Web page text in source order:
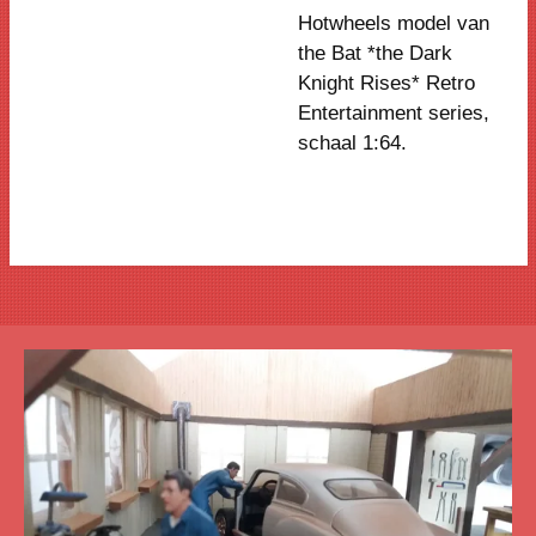
Hotwheels model van
the Bat *the Dark
Knight Rises* Retro
Entertainment series,
schaal 1:64.